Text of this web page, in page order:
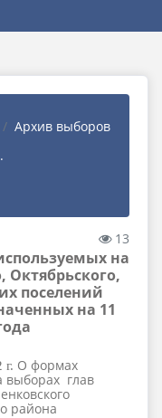
Архив выборов
13
на
Октябрьского,
поселений
на 11
г. О формах
выборах глав
района